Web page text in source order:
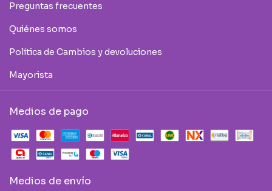
Preguntas frecuentes
Quiénes somos
Política de Cambios y devoluciones
Mayorista
Medios de pago
Medios de envío